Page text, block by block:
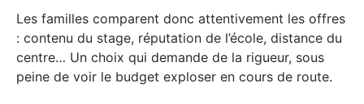
Les familles comparent donc attentivement les offres
: contenu du stage, réputation de l’école, distance du
centre… Un choix qui demande de la rigueur, sous
peine de voir le budget exploser en cours de route.